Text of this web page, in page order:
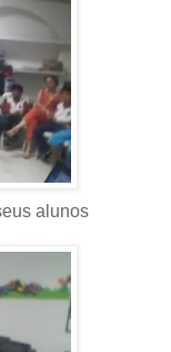
alunos